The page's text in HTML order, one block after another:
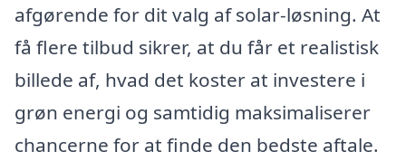
afgørende for dit valg af solar-løsning. At
få flere tilbud sikrer, at du får et realistisk
billede af, hvad det koster at investere i
grøn energi og samtidig maksimaliserer
chancerne for at finde den bedste aftale.